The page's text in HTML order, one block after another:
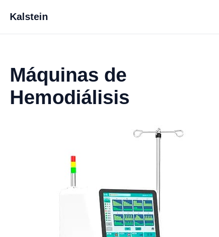
Kalstein
Máquinas de
Hemodiálisis